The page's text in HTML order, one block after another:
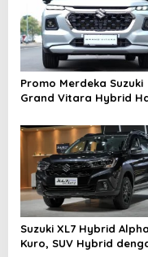
i
g
a
t
o
n
Promo Merdeka Suzuki
Grand Vitara Hybrid
Suzuki XL7 Hybrid Alpha
Kuro, SUV Hybrid